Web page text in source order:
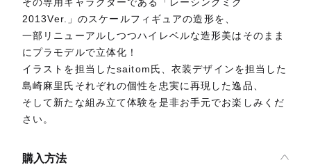
2013Ver.」のスケールフィギュアの造形を、
一部リニューアルしつつハイレベルな造形美はそのまま
にプラモデルで立体化！
イラストを担当したsaitom氏、衣装デザインを担当した
島崎麻里氏それぞれの個性を忠実に再現した逸品、
そして新たな組み立て体験を是非お手元でお楽しみくだ
さい。
購入方法